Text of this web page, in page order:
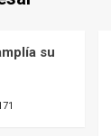
su